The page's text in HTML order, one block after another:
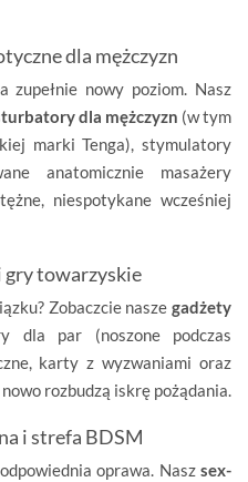
dla mężczyzn
zupełnie nowy poziom. Nasz
dla mężczyzn (w tym
marki Tenga), stymulatory
anatomicznie masażery
niespotykane wcześniej
gry towarzyskie
Zobaczcie nasze gadżety
dla par (noszone podczas
karty z wyzwaniami oraz
rozbudzą iskrę pożądania.
i strefa BDSM
oprawa. Nasz sex-